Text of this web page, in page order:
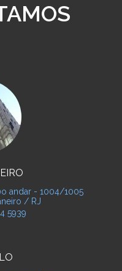
andar - 1004/1005
/ RJ
5939